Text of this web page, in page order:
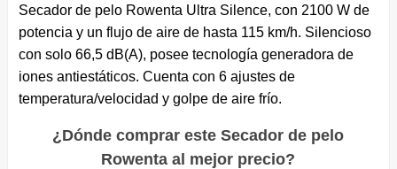
Secador de pelo Rowenta Ultra Silence, con 2100 W de
potencia y un flujo de aire de hasta 115 km/h. Silencioso
con solo 66,5 dB(A), posee tecnología generadora de
iones antiestáticos. Cuenta con 6 ajustes de
temperatura/velocidad y golpe de aire frío.
¿Dónde comprar este Secador de pelo
Rowenta al mejor precio?